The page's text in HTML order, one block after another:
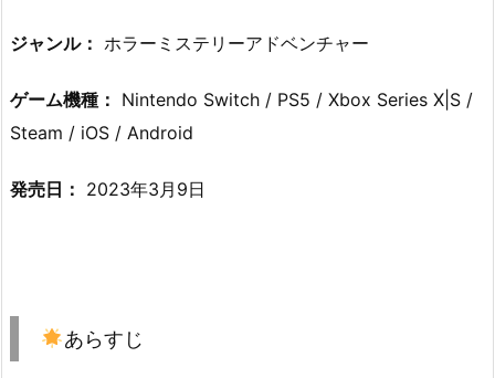
ジャンル： ホラーミステリーアドベンチャー
ゲーム機種： Nintendo Switch / PS5 / Xbox Series X|S /
Steam / iOS / Android
発売日： 2023年3月9日
あらすじ